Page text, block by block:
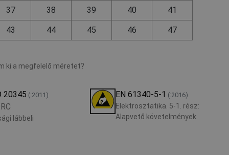
37 38 39 40 41
43 44 45 46 47
ki a megfelelő méretet?
20345 (:2011)
lábbeli
EN 61340-5-1 (:2016)
Elektrosztatika. 5-1. rész:
Alapvető követelmények